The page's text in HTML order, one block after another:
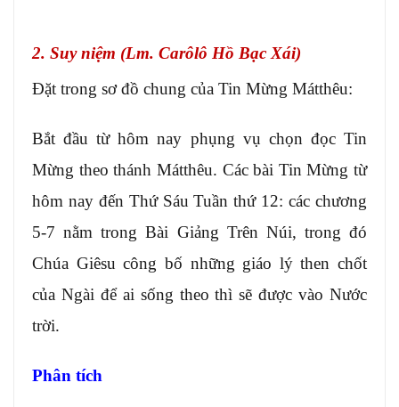
2. Suy niệm (Lm. Carôlô Hồ Bạc Xái)
Đặt trong sơ đồ chung của Tin Mừng Mátthêu:
Bắt đầu từ hôm nay phụng vụ chọn đọc Tin
Mừng theo thánh Mátthêu. Các bài Tin Mừng từ
hôm nay đến Thứ Sáu Tuần thứ 12: các chương
5-7 nằm trong Bài Giảng Trên Núi, trong đó
Chúa Giêsu công bố những giáo lý then chốt
của Ngài để ai sống theo thì sẽ được vào Nước
trời.
Phân tích